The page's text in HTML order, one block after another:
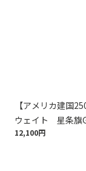
【アメリカ建国
ウェイト 星条旗
12,100円